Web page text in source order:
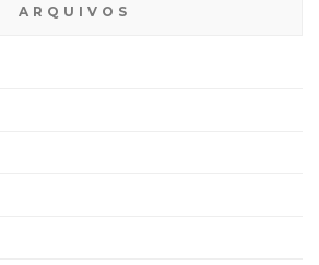
ARQUIVOS